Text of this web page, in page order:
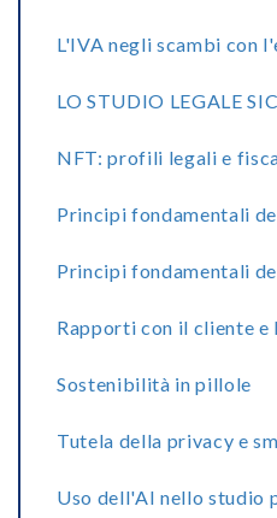
L'IVA negli scambi con
LO STUDIO LEGALE
NFT: profili legali e
Principi fondamentali
Principi fondamentali
Rapporti con il cliente e
Sostenibilità in pillole
Tutela della privacy e
Uso dell'AI nello studio